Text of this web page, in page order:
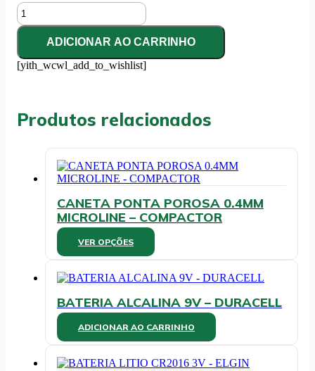
CAIXA
CORRESPONDENCIA
MOVEL
DUPLA
FUME
REF.10050046
ADICIONAR AO CARRINHO
[yith_wcwl_add_to_wishlist]
Produtos relacionados
CANETA PONTA POROSA 0.4MM
MICROLINE – COMPACTOR
VER OPÇÕES
produto
várias
As
opções
podem
ser
na
BATERIA ALCALINA 9V – DURACELL
ADICIONAR AO CARRINHO